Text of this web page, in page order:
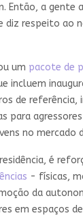
Então, a gente
diz respeito ao
um pacote de
incluem
de
para
no mercado
é
- físicas,
da
em espaços